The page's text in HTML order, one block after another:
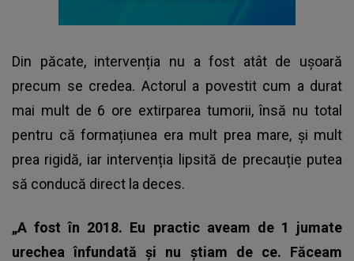
Din păcate, intervenția nu a fost atât de ușoară
precum se credea. Actorul a povestit cum a durat
mai mult de 6 ore extirparea tumorii, însă nu total
pentru că formațiunea era mult prea mare, și mult
prea rigidă, iar intervenția lipsită de precauție putea
să conducă direct la deces.
„A fost în 2018. Eu practic aveam de 1 jumate
urechea înfundată și nu știam de ce. Făceam